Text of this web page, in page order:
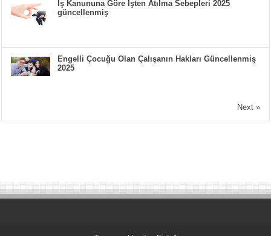
İş Kanununa Göre İşten Atılma Sebepleri 2025
güncellenmiş
Engelli Çocuğu Olan Çalışanın Hakları Güncellenmiş
2025
Next »